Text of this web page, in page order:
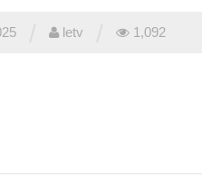
letv 1,092